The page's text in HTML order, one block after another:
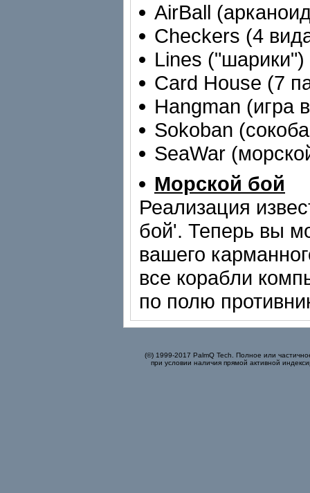
AirBall
Checkers (4
Lines ("шарики")
Card House (7
Hangman (игра
Sokoban
SeaWar
Морской бой
Реализация
бой'. Теперь вы
вашего
все корабли
по полю
(©) 1999-2017 PalmQ Tech. Полное или
при условии наличия прямой активной